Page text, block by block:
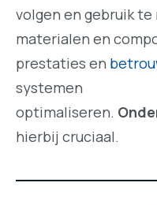
volgen en gebruik te
materialen en
prestaties en
systemen
optimaliseren.
hierbij cruciaal.